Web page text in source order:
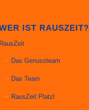
IST RAUSZEIT?
RausZeit
Das Genussteam
Das Team
RausZeit Platzl